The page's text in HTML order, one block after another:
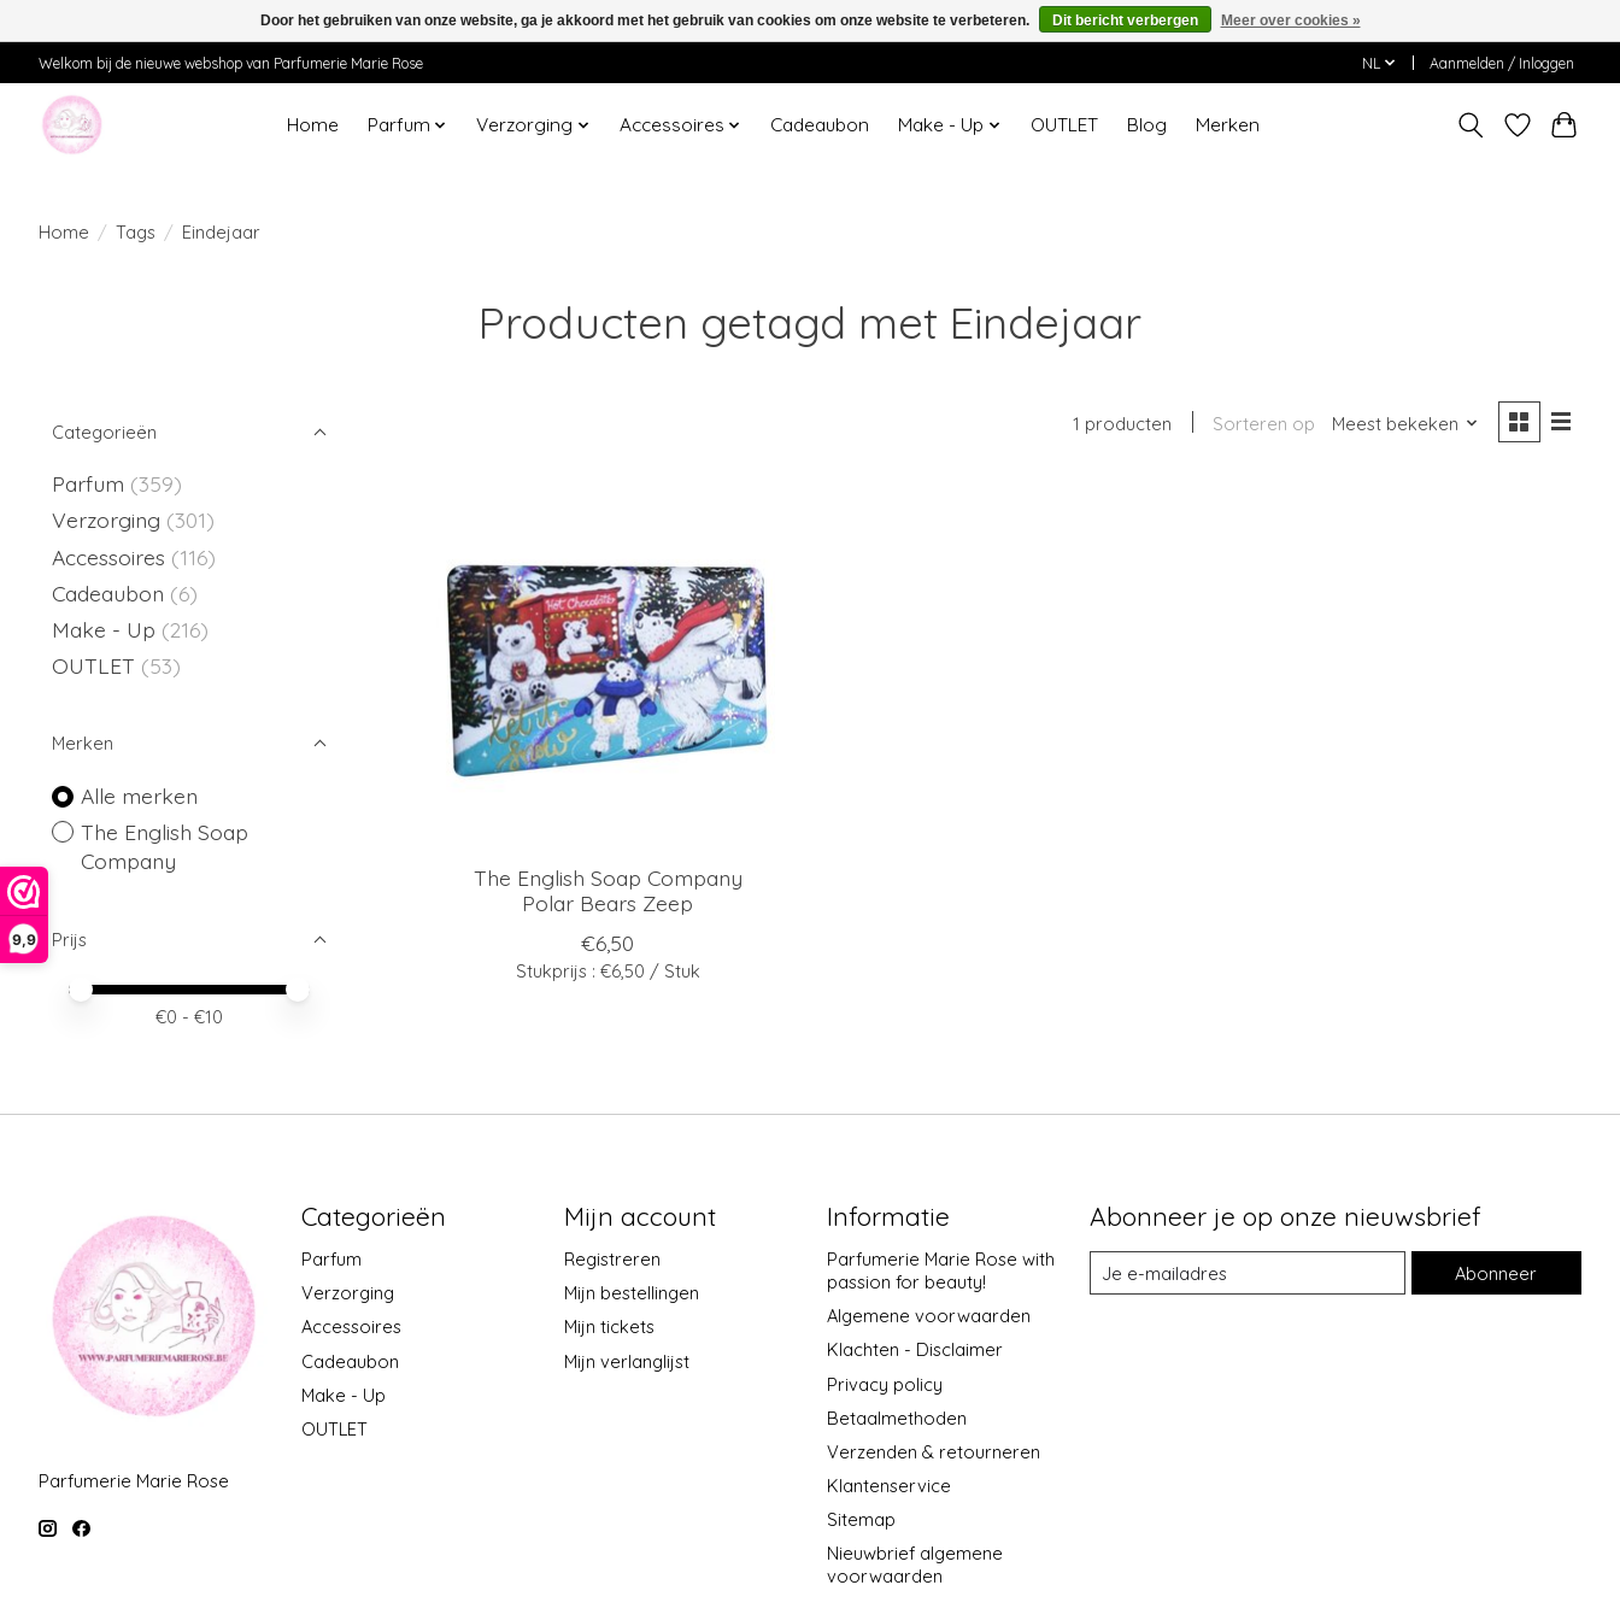
9,9
Welkom bij de nieuwe webshop van Parfumerie Marie Rose NL Aanmelden / Inloggen
Home Parfum Verzorging Accessoires Cadeaubon Make - Up OUTLET Blog Merken
Home / Tags / Eindejaar
Producten getagd met Eindejaar
Categorieën
Parfum (359)
Verzorging (301)
Accessoires (116)
Cadeaubon (6)
Make - Up (216)
OUTLET (53)
Merken
Alle merken
The English Soap
Company
Prijs
Minimale prijswaarde
Price maximum value
€0 - €10
1 producten Sorteren op Meest bekeken
The English Soap Company
Polar Bears Zeep
€6,50
Stukprijs : €6,50 / Stuk
Parfumerie Marie Rose
Categorieën
Parfum
Verzorging
Accessoires
Cadeaubon
Make - Up
OUTLET
Mijn account
Registreren
Mijn bestellingen
Mijn tickets
Mijn verlanglijst
Informatie
Parfumerie Marie Rose with
passion for beauty!
Algemene voorwaarden
Klachten - Disclaimer
Privacy policy
Betaalmethoden
Verzenden & retourneren
Klantenservice
Sitemap
Nieuwbrief algemene
voorwaarden
Abonneer je op onze nieuwsbrief
Abonneer
Door het gebruiken van onze website, ga je akkoord met het gebruik van cookies om onze website te verbeteren. Dit bericht verbergen Meer over cookies »